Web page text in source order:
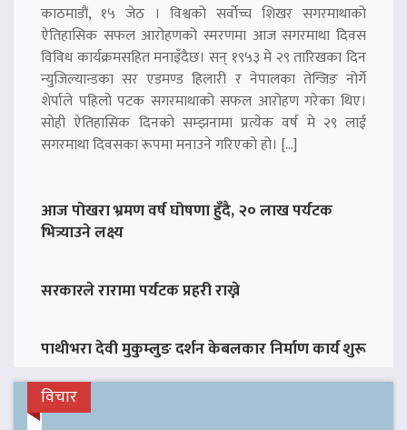
काठमाडौं, १५ जेठ । विश्वको सर्वोच्च शिखर सगरमाथाको
ऐतिहासिक सफल आरोहणको स्मरणमा आज सगरमाथा दिवस
विविध कार्यक्रमसहित मनाइँदैछ। सन् १९५३ मे २९ तारिखका दिन
न्युजिल्यान्डका सर एडमण्ड हिलारी र नेपालका तेन्जिङ नोर्गे
शेर्पाले पहिलो पटक सगरमाथाको सफल आरोहण गरेका थिए।
सोही ऐतिहासिक दिनको सम्झनामा प्रत्येक वर्ष मे २९ लाई
सगरमाथा दिवसका रूपमा मनाउने गरिएको हो। […]
आज पोखरा भ्रमण वर्ष घोषणा हुँदै, २० लाख पर्यटक
भित्र्याउने लक्ष्य
सरकारले रारामा पर्यटक प्रहरी राख्ने
पाथीभरा देवी मुकुम्लुङ दर्शन केबलकार निर्माण कार्य शुरू
विचार